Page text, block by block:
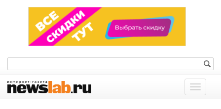
Показать
меню